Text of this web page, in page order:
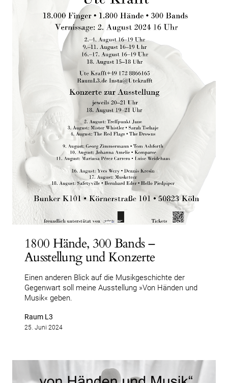
1800 Hände, 300 Bands –
Ausstellung und Konzerte
Einen anderen Blick auf die Musikgeschichte der
Gegenwart soll meine Ausstellung »Von Händen und
Musik« geben.
Raum L3
25. Juni 2024